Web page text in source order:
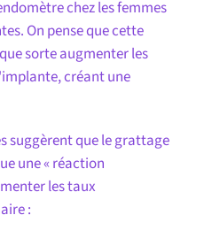
chez les femmes
On pense que cette
sorte augmenter les
créant une
suggèrent que le grattage
une « réaction
les taux
: